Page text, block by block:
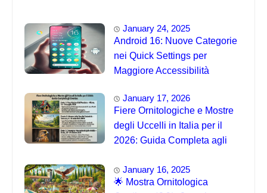
January 24, 2025
Android 16: Nuove Categorie
nei Quick Settings per
Maggiore Accessibilità
January 17, 2026
Fiere Ornitologiche e Mostre
degli Uccelli in Italia per il
2026: Guida Completa agli
January 16, 2025
🌟 Mostra Ornitologica